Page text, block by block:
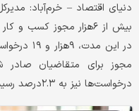
دنیای اقتصاد – خرم‌‌‌آباد:
بیش از ۶‌هزار مجوز
مجوز برای متقاضیان
درخواست‌‌‌ها نیز به ۲.۳درصد رسید.